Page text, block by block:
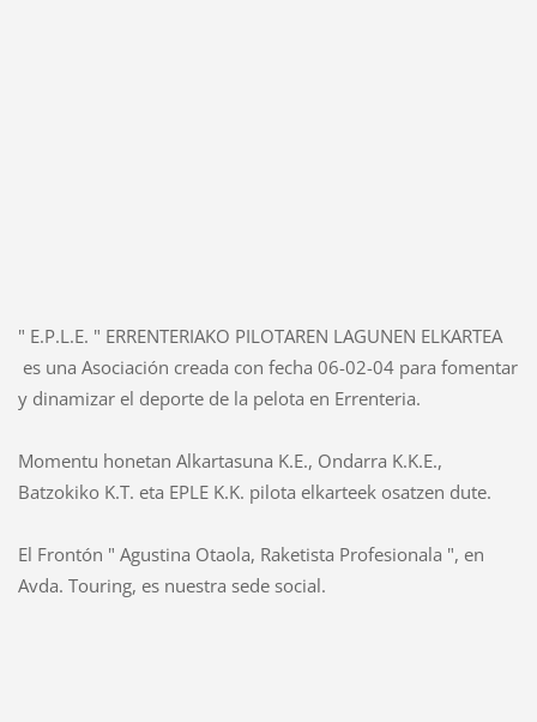
" E.P.L.E. " ERRENTERIAKO PILOTAREN LAGUNEN ELKARTEA
es una Asociación creada con fecha 06-02-04 para fomentar
y dinamizar el deporte de la pelota en Errenteria.
Momentu honetan Alkartasuna K.E., Ondarra K.K.E.,
Batzokiko K.T. eta EPLE K.K. pilota elkarteek osatzen dute.
El Frontón " Agustina Otaola, Raketista Profesionala ", en
Avda. Touring, es nuestra sede social.